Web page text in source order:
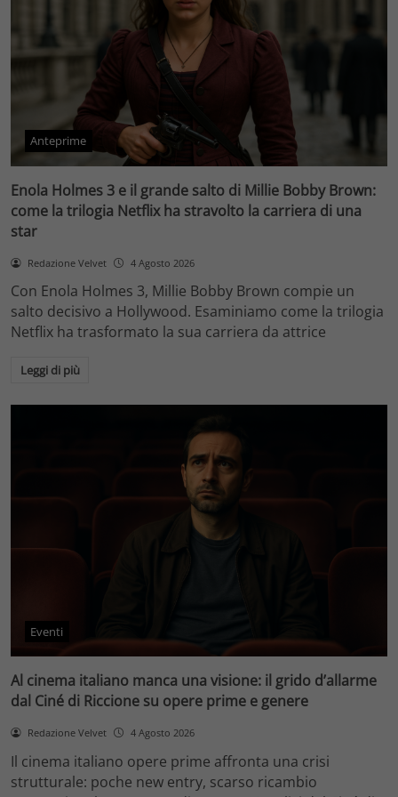
Anteprime
Enola Holmes 3 e il grande salto di Millie Bobby Brown:
come la trilogia Netflix ha stravolto la carriera di una
star
Redazione Velvet 4 Agosto 2026
Con Enola Holmes 3, Millie Bobby Brown compie un
salto decisivo a Hollywood. Esaminiamo come la trilogia
Netflix ha trasformato la sua carriera da attrice
Leggi di più
Eventi
Al cinema italiano manca una visione: il grido d’allarme
dal Ciné di Riccione su opere prime e genere
Redazione Velvet 4 Agosto 2026
Il cinema italiano opere prime affronta una crisi
strutturale: poche new entry, scarso ricambio